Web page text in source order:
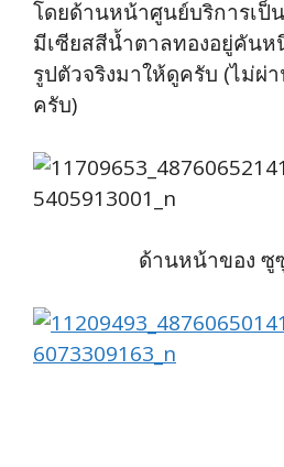
โดยด้านหน้าศูนย์บริการเ
มีเซียสสีน้ำตาลทองอยู่คันห
รูปตัวจริงมาให้ดูครับ (ไม่ผ่
ครับ)
ด้านหน้าของ ซู